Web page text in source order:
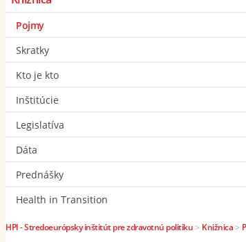
Pojmy
Skratky
Kto je kto
Inštitúcie
Legislatíva
Dáta
Prednášky
Health in Transition
HPI - Stredoeurópsky inštitút pre zdravotnú politiku> Knižnica>